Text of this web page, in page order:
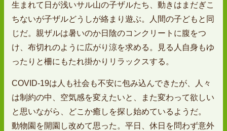
生まれて日が浅いサル山の子ザルたち、動きはまだぎこ
ちないが子ザルどうしが絡まり遊ぶ。人間の子どもと同
じだ。親ザルは暑いのか日陰のコンクリートに腹をつ
け、布切れのように広がり涼を求める。見る人自身もゆ
ったりと柵にもたれ掛かりリラックスする。
COVID-19は人も社会も不安に包み込んできたが、人々
は制約の中、空気感を変えたいと、また変わって欲しい
と思いながら、どこか癒しを探し始めているようだ。
動物園を開園し改めて思った。平日、休日を問わず意外